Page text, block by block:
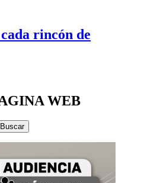
rincón de
WEB